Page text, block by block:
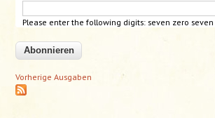
Please enter the following digits: seven zero seven
Vorherige Ausgaben